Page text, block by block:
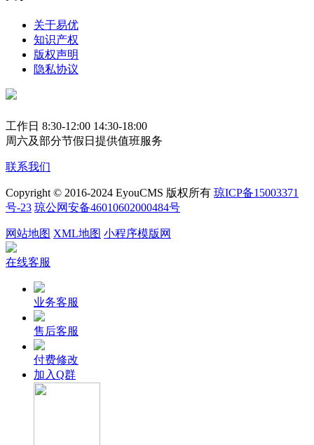
关于易优
知识产权
版权声明
隐私协议
工作日 8:30-12:00 14:30-18:00
周六及部分节假日提供值班服务
联系我们
Copyright © 2016-2024 EyouCMS 版权所有 琼ICP备15003371
号-23 琼公网安备46010602000484号
网站地图 XML地图 小程序模版网
在线客服
业务客服
售后客服
付费修改
加入Q群